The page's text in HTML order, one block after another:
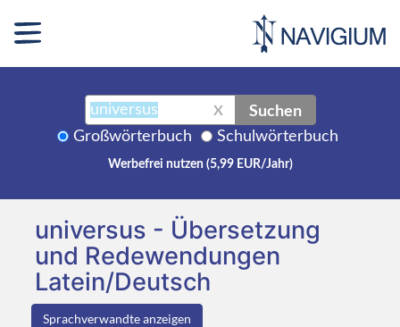
X Suchen
Großwörterbuch Schulwörterbuch
Werbefrei nutzen (5,99 EUR/Jahr)
universus - Übersetzung
und Redewendungen
Latein/Deutsch
Sprachverwandte anzeigen